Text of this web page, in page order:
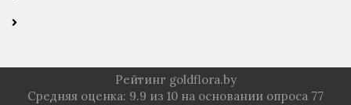
Рейтинг goldflora.by
Средняя оценка: 9.9 из 10 на основании опроса 77